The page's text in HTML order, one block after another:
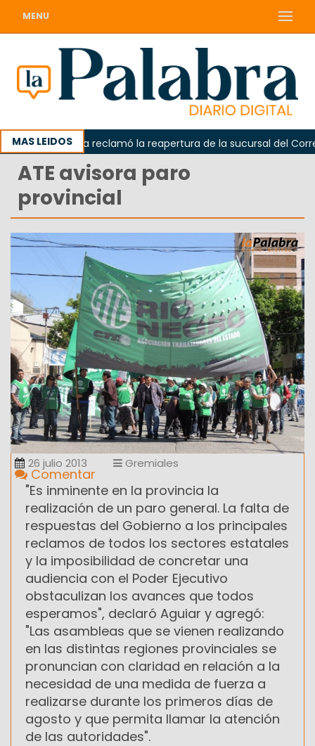
MENU
MAS LEIDOS
Odarda reclamó la reapertura de la sucursal del Correo
ATE avisora paro
provincial
26 julio 2013 Gremiales
Comentar
"Es inminente en la provincia la
realización de un paro general. La falta de
respuestas del Gobierno a los principales
reclamos de todos los sectores estatales
y la imposibilidad de concretar una
audiencia con el Poder Ejecutivo
obstaculizan los avances que todos
esperamos", declaró Aguiar y agregó:
"Las asambleas que se vienen realizando
en las distintas regiones provinciales se
pronuncian con claridad en relación a la
necesidad de una medida de fuerza a
realizarse durante los primeros días de
agosto y que permita llamar la atención
de las autoridades".